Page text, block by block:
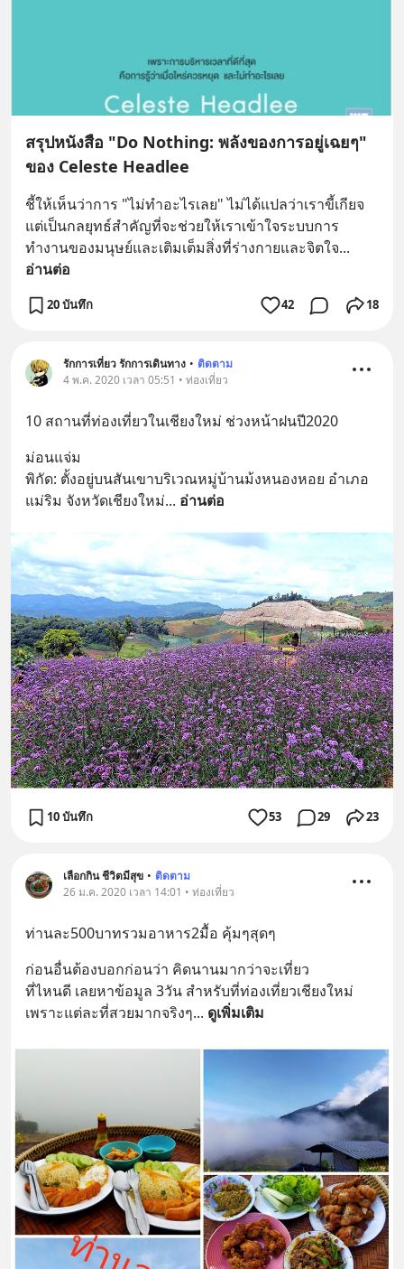
สรุปหนังสือ "Do Nothing: พลังของการอยู่เฉยๆ"
ของ Celeste Headlee
ชี้ให้เห็นว่าการ "ไม่ทำอะไรเลย" ไม่ได้แปลว่าเราขี้เกียจ
แต่เป็นกลยุทธ์สำคัญที่จะช่วยให้เราเข้าใจระบบการ
ทำงานของมนุษย์และเติมเต็มสิ่งที่ร่างกายและจิตใจ
อ่านต่อ
20 บันทึก 42 18
รักการเที่ยว รักการเดินทาง • ติดตาม
4 พ.ค. 2020 เวลา 05:51 • ท่องเที่ยว
10 สถานที่ท่องเที่ยวในเชียงใหม่ ช่วงหน้าฝนปี2020
ม่อนแจ่ม
พิกัด: ตั้งอยู่บนสันเขาบริเวณหมู่บ้านม้งหนองหอย อำเภอ
แม่ริม จังหวัดเชียงใหม่... อ่านต่อ
10 บันทึก 53 29 23
เลือกกิน ชีวิตมีสุข • ติดตาม
26 ม.ค. 2020 เวลา 14:01 • ท่องเที่ยว
ท่านละ500บาทรวมอาหาร2มื้อ คุ้มๆสุดๆ
ก่อนอื่นต้องบอกก่อนว่า คิดนานมากว่าจะเที่ยว
ที่ไหนดี เลยหาข้อมูล 3วัน สำหรับที่ท่องเที่ยวเชียงใหม่
เพราะแต่ละที่สวยมากจริงๆ... ดูเพิ่มเติม